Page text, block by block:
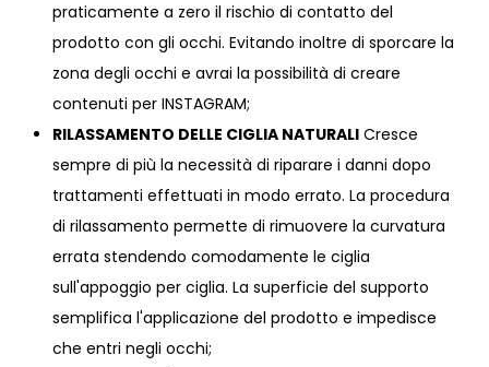
praticamente a zero il rischio di contatto del
prodotto con gli occhi. Evitando inoltre di sporcare la
zona degli occhi e avrai la possibilità di creare
contenuti per INSTAGRAM;
RILASSAMENTO DELLE CIGLIA NATURALI Cresce
sempre di più la necessità di riparare i danni dopo
trattamenti effettuati in modo errato. La procedura
di rilassamento permette di rimuovere la curvatura
errata stendendo comodamente le ciglia
sull'appoggio per ciglia. La superficie del supporto
semplifica l'applicazione del prodotto e impedisce
che entri negli occhi;